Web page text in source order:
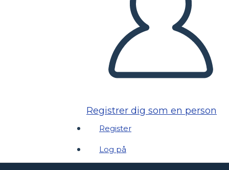
Registrer dig som en person
Register
Log på